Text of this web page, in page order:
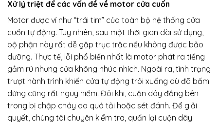
Xử lý triệt để các vấn đề về motor cửa cuốn
Motor được ví như “trái tim” của toàn bộ hệ thống cửa
cuốn tự động. Tuy nhiên, sau một thời gian dài sử dụng,
bộ phận này rất dễ gặp trục trặc nếu không được bảo
dưỡng. Thực tế, lỗi phổ biến nhất là motor phát ra tiếng
gầm rú nhưng cửa không nhúc nhích. Ngoài ra, tình trạng
trượt hành trình khiến cửa tự động trôi xuống dù đã bấm
dừng cũng rất nguy hiểm. Đôi khi, cuộn dây đồng bên
trong bị chập cháy do quá tải hoặc sét đánh. Để giải
quyết, chúng tôi chuyên kiểm tra, quấn lại cuộn dây